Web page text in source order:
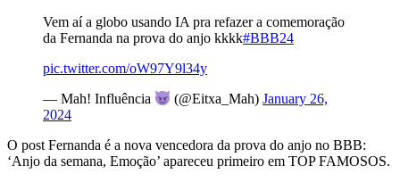
Vem aí a globo usando IA pra refazer a comemoração
da Fernanda na prova do anjo kkkk#BBB24
pic.twitter.com/oW97Y9l34y
— Mah! Influência (@Eitxa_Mah)January 26,
2024
O post Fernanda é a nova vencedora da prova do anjo no BBB:
‘Anjo da semana, Emoção’ apareceu primeiro em TOP FAMOSOS.